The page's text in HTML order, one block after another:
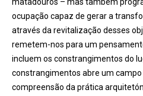
matadouros – mas também
ocupação capaz de gerar a
através da revitalização desses
remetem-nos para um
incluem os constrangimentos do
constrangimentos abre um
compreensão da prática